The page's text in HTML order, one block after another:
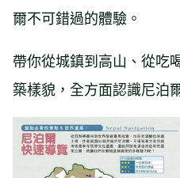
爾不可錯過的體驗。
帶你從城鎮到高山、從吃
築樣貌，全方面認識尼泊